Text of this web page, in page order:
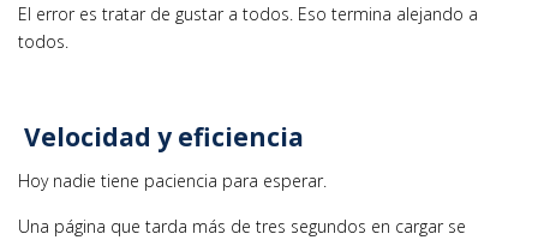
El error es tratar de gustar a todos. Eso termina alejando a
todos.
Velocidad y eficiencia
Hoy nadie tiene paciencia para esperar.
Una página que tarda más de tres segundos en cargar se